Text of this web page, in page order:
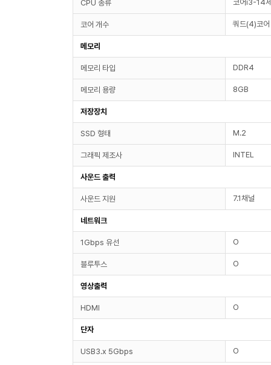
CPU 종류 코어i3-14
코어 개수 쿼드(4)코어
메모리
메모리 타입 DDR4
메모리 용량 8GB
저장장치
SSD 형태 M.2
그래픽 제조사 INTEL
사운드 출력
사운드 지원 7.1채널
네트워크
1Gbps 유선 O
블루투스 O
영상출력
HDMI O
단자
USB3.x 5Gbps O